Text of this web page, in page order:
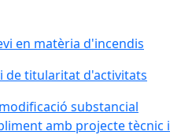
en matèria d'incendis
de titularitat d'activitats
substancial
amb projecte tècnic i